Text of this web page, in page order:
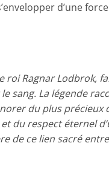
d’une
Ragnar Lodbrok,
sang. La légende
du plus précieux
du respect éternel
de ce lien sacré